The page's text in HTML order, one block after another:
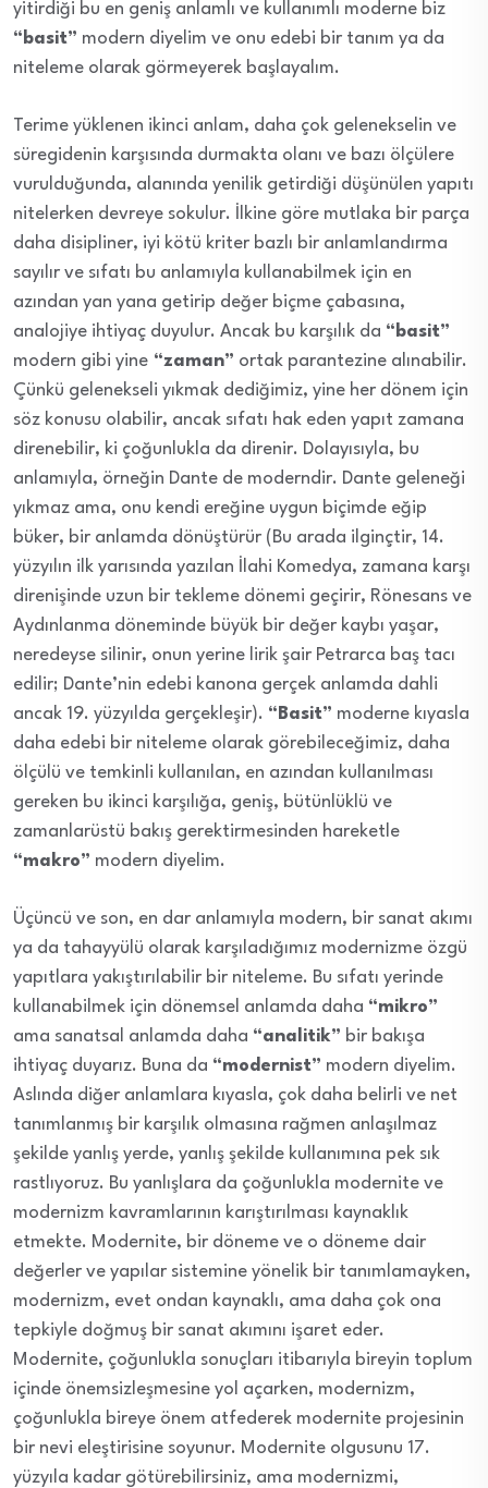
yitirdiği bu en geniş anlamlı ve kullanımlı moderne biz
“basit” modern diyelim ve onu edebi bir tanım ya da
niteleme olarak görmeyerek başlayalım.
Terime yüklenen ikinci anlam, daha çok gelenekselin ve
süregidenin karşısında durmakta olanı ve bazı ölçülere
vurulduğunda, alanında yenilik getirdiği düşünülen yapıtı
nitelerken devreye sokulur. İlkine göre mutlaka bir parça
daha disipliner, iyi kötü kriter bazlı bir anlamlandırma
sayılır ve sıfatı bu anlamıyla kullanabilmek için en
azından yan yana getirip değer biçme çabasına,
analojiye ihtiyaç duyulur. Ancak bu karşılık da “basit”
modern gibi yine “zaman” ortak parantezine alınabilir.
Çünkü gelenekseli yıkmak dediğimiz, yine her dönem için
söz konusu olabilir, ancak sıfatı hak eden yapıt zamana
direnebilir, ki çoğunlukla da direnir. Dolayısıyla, bu
anlamıyla, örneğin Dante de moderndir. Dante geleneği
yıkmaz ama, onu kendi ereğine uygun biçimde eğip
büker, bir anlamda dönüştürür (Bu arada ilginçtir, 14.
yüzyılın ilk yarısında yazılan İlahi Komedya, zamana karşı
direnişinde uzun bir tekleme dönemi geçirir, Rönesans ve
Aydınlanma döneminde büyük bir değer kaybı yaşar,
neredeyse silinir, onun yerine lirik şair Petrarca baş tacı
edilir; Dante’nin edebi kanona gerçek anlamda dahli
ancak 19. yüzyılda gerçekleşir). “Basit” moderne kıyasla
daha edebi bir niteleme olarak görebileceğimiz, daha
ölçülü ve temkinli kullanılan, en azından kullanılması
gereken bu ikinci karşılığa, geniş, bütünlüklü ve
zamanlarüstü bakış gerektirmesinden hareketle
“makro” modern diyelim.
Üçüncü ve son, en dar anlamıyla modern, bir sanat akımı
ya da tahayyülü olarak karşıladığımız modernizme özgü
yapıtlara yakıştırılabilir bir niteleme. Bu sıfatı yerinde
kullanabilmek için dönemsel anlamda daha “mikro”
ama sanatsal anlamda daha “analitik” bir bakışa
ihtiyaç duyarız. Buna da “modernist” modern diyelim.
Aslında diğer anlamlara kıyasla, çok daha belirli ve net
tanımlanmış bir karşılık olmasına rağmen anlaşılmaz
şekilde yanlış yerde, yanlış şekilde kullanımına pek sık
rastlıyoruz. Bu yanlışlara da çoğunlukla modernite ve
modernizm kavramlarının karıştırılması kaynaklık
etmekte. Modernite, bir döneme ve o döneme dair
değerler ve yapılar sistemine yönelik bir tanımlamayken,
modernizm, evet ondan kaynaklı, ama daha çok ona
tepkiyle doğmuş bir sanat akımını işaret eder.
Modernite, çoğunlukla sonuçları itibarıyla bireyin toplum
içinde önemsizleşmesine yol açarken, modernizm,
çoğunlukla bireye önem atfederek modernite projesinin
bir nevi eleştirisine soyunur. Modernite olgusunu 17.
yüzyıla kadar götürebilirsiniz, ama modernizmi,